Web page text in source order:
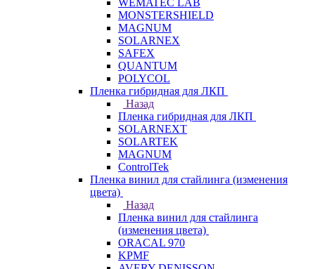
WEMATEC LAB
MONSTERSHIELD
MAGNUM
SOLARNEX
SAFEX
QUANTUM
POLYCOL
Пленка гибридная для ЛКП
Назад
Пленка гибридная для ЛКП
SOLARNEXT
SOLARTEK
MAGNUM
ControlTek
Пленка винил для стайлинга (изменения
цвета)
Назад
Пленка винил для стайлинга
(изменения цвета)
ORACAL 970
KPMF